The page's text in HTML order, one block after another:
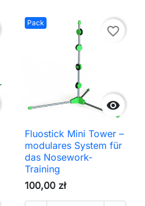
Pack

favorite_border
Fluostick Mini Tower –
modulares System für
das Nosework-
Training
100,00 zł